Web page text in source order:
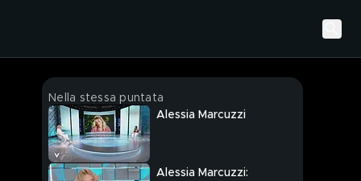
Nella stessa puntata
Alessia Marcuzzi
Alessia Marcuzzi: